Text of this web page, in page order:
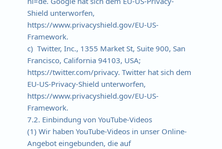
Shield unterworfen,
https://www.privacyshield.gov/EU-US-
Framework.
c) Twitter, Inc., 1355 Market St, Suite 900, San
Francisco, California 94103, USA;
https://twitter.com/privacy. Twitter hat sich dem
EU-US-Privacy-Shield unterworfen,
https://www.privacyshield.gov/EU-US-
Framework.
7.2. Einbindung von YouTube-Videos
(1) Wir haben YouTube-Videos in unser Online-
Angebot eingebunden, die auf